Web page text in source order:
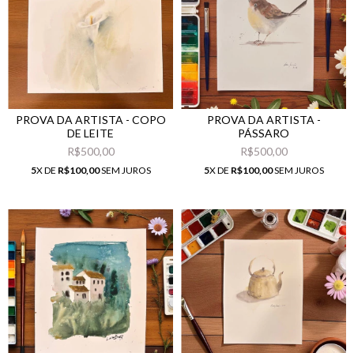
PROVA DA ARTISTA - COPO
DE LEITE
R$500,00
5X DE R$100,00SEM JUROS
PROVA DA ARTISTA -
PÁSSARO
R$500,00
5X DE R$100,00SEM JUROS